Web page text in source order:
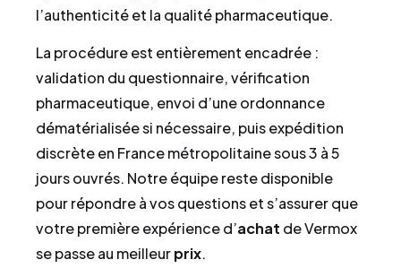
l’authenticité et la qualité pharmaceutique.
La procédure est entièrement encadrée :
validation du questionnaire, vérification
pharmaceutique, envoi d’une ordonnance
dématérialisée si nécessaire, puis expédition
discrète en France métropolitaine sous 3 à 5
jours ouvrés. Notre équipe reste disponible
pour répondre à vos questions et s’assurer que
votre première expérience d’achat de Vermox
se passe au meilleurprix.